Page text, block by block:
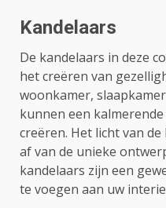
Kandelaars
De kandelaars in deze
het creëren van
woonkamer,
kunnen een
creëren. Het licht van
af van de unieke
kandelaars zijn een
te voegen aan uw